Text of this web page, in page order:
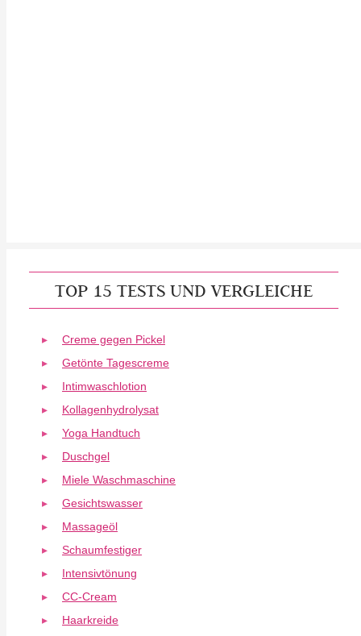
TOP 15 TESTS UND VERGLEICHE
Creme gegen Pickel
Getönte Tagescreme
Intimwaschlotion
Kollagenhydrolysat
Yoga Handtuch
Duschgel
Miele Waschmaschine
Gesichtswasser
Massageöl
Schaumfestiger
Intensivtönung
CC-Cream
Haarkreide